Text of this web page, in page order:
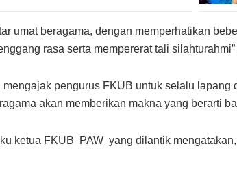
umat beragama, dengan memperhatikan
rasa serta mempererat tali
pengurus FKUB untuk selalu
akan memberikan makna yang berarti
ketua FKUB PAW yang dilantik